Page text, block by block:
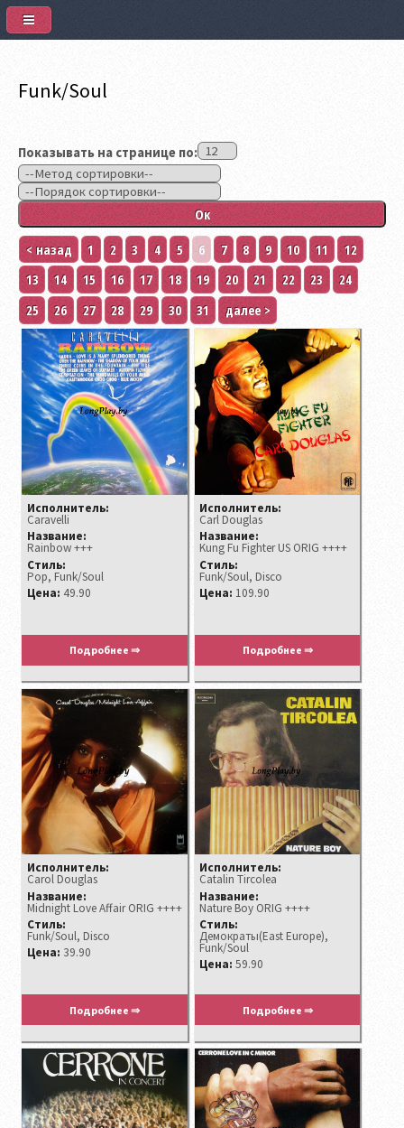
Funk/Soul
Показывать на странице по:
< назад 1 2 3 4 5 6 7 8 9 10 11
12
13
14 15 16 17 18 19 20 21 22 23
24
25
26 27 28 29 30 31 далее >
Исполнитель:
Caravelli
Название:
Rainbow +++
Стиль:
Pop, Funk/Soul
Цена: 49.90
Подробнее ⇒
Исполнитель:
Carl Douglas
Название:
Kung Fu Fighter US ORIG ++++
Стиль:
Funk/Soul, Disco
Цена: 109.90
Подробнее ⇒
Исполнитель:
Carol Douglas
Название:
Midnight Love Affair ORIG ++++
Стиль:
Funk/Soul, Disco
Цена: 39.90
Подробнее ⇒
Исполнитель:
Catalin Tircolea
Название:
Nature Boy ORIG ++++
Стиль:
Демократы(East Europe),
Funk/Soul
Цена: 59.90
Подробнее ⇒